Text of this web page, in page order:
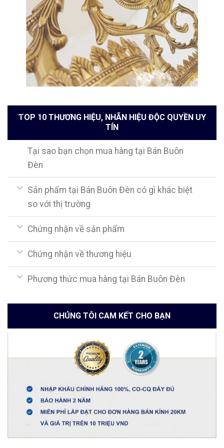
TOP 10 THƯƠNG HIỆU, NHÃN HIỆU ĐỘC QUYỀN UY
TÍN
Tại sao bạn chọn mua hàng tại Bán Buôn
Đèn
Sản phẩm tại Bán Buôn Đèn có gì khác biệt
so với thị trường
Chứng nhận về sản phẩm
Chứng nhận về thương hiệu
Phương thức mua hàng tại Bán Buôn Đèn
CHÚNG TÔI CAM KẾT CHO BẠN